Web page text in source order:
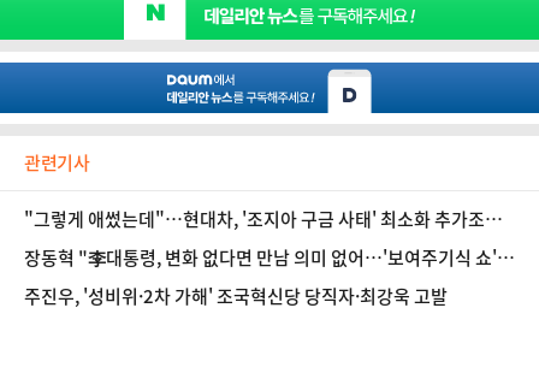
관련기사
"그렇게 애썼는데"…현대차, '조지아 구금 사태' 최소화 추가조치
행보는?
장동혁 "李대통령, 변화 없다면 만남 의미 없어…'보여주기식 쇼'에
불과"
주진우, '성비위·2차 가해' 조국혁신당 당직자·최강욱 고발